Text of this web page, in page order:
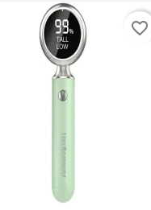
favorite_border